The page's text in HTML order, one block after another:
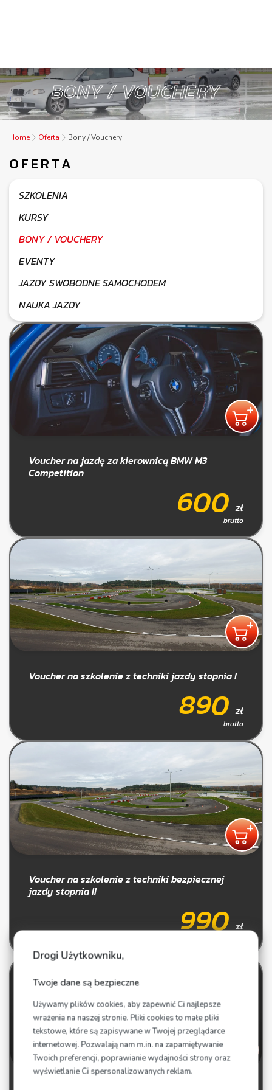
Drogi Użytkowniku,
Twoje dane są bezpieczne
Używamy plików cookies, aby zapewnić Ci najlepsze
wrażenia na naszej stronie. Pliki cookies to małe pliki
tekstowe, które są zapisywane w Twojej przeglądarce
internetowej. Pozwalają nam m.in. na zapamiętywanie
Twoich preferencji, poprawianie wydajności strony oraz
wyświetlanie Ci spersonalizowanych reklam.
BONY / VOUCHERY
Home Oferta Bony / Vouchery
OFERTA
SZKOLENIA
KURSY
BONY / VOUCHERY
EVENTY
JAZDY SWOBODNE SAMOCHODEM
NAUKA JAZDY
Voucher na jazdę za kierownicą BMW M3
Competition
600zł
brutto
Voucher na szkolenie z techniki jazdy stopnia I
890zł
brutto
Voucher na szkolenie z techniki bezpiecznej
jazdy stopnia II
990zł